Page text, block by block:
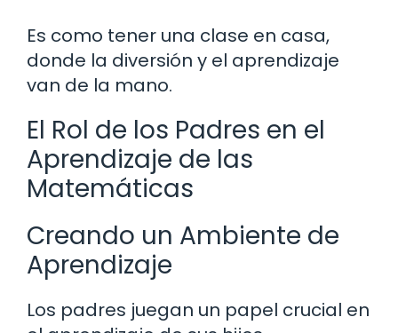
Es como tener una clase en casa,
donde la diversión y el aprendizaje
van de la mano.
El Rol de los Padres en el
Aprendizaje de las
Matemáticas
Creando un Ambiente de
Aprendizaje
Los padres juegan un papel crucial en